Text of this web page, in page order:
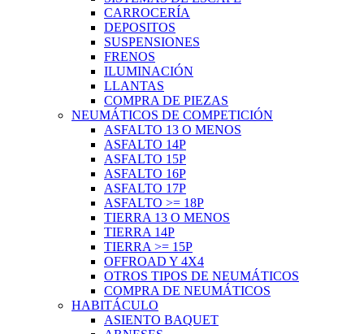
CARROCERÍA
DEPOSITOS
SUSPENSIONES
FRENOS
ILUMINACIÓN
LLANTAS
COMPRA DE PIEZAS
NEUMÁTICOS DE COMPETICIÓN
ASFALTO 13 O MENOS
ASFALTO 14P
ASFALTO 15P
ASFALTO 16P
ASFALTO 17P
ASFALTO >= 18P
TIERRA 13 O MENOS
TIERRA 14P
TIERRA >= 15P
OFFROAD Y 4X4
OTROS TIPOS DE NEUMÁTICOS
COMPRA DE NEUMÁTICOS
HABITÁCULO
ASIENTO BAQUET